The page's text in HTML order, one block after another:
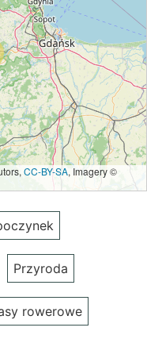
CC-BY-SA, Imagery ©
Przyroda
rowerowe